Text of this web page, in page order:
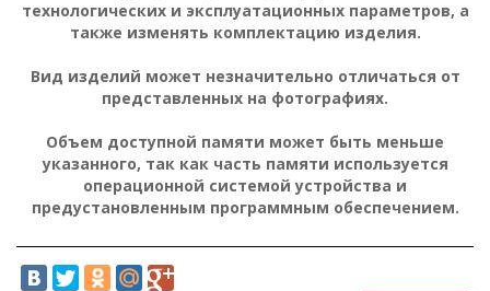
технологических и эксплуатационных параметров, а
также изменять комплектацию изделия.
Вид изделий может незначительно отличаться от
представленных на фотографиях.
Объем доступной памяти может быть меньше
указанного, так как часть памяти используется
операционной системой устройства и
предустановленным программным обеспечением.